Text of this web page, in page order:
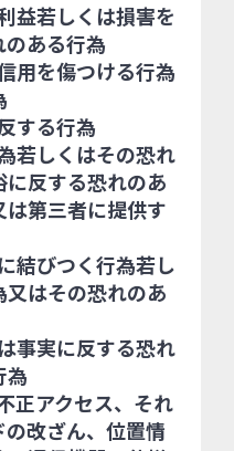
益若しくは損害を
ある行為
用を傷つける行為
する行為
若しくはその恐れ
反する恐れのあ
第三者に提供す
結びつく行為若し
はその恐れのあ
事実に反する恐れ
為
正アクセス、それ
改ざん、位置情